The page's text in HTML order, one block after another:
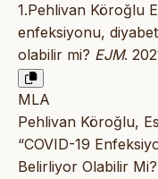
1.Pehlivan Köroğlu
enfeksiyonu,
olabilir mi? EJM.
MLA
Pehlivan Köroğlu,
“COVID-19
Belirliyor Olabilir